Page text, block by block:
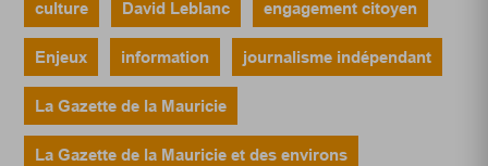
culture David Leblanc engagement citoyen
Enjeux information journalisme indépendant
La Gazette de la Mauricie
La Gazette de la Mauricie et des environs